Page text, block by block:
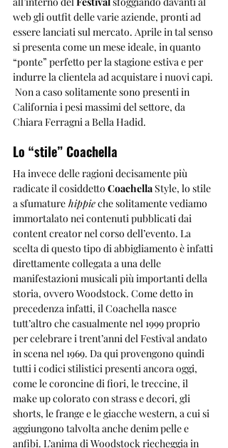
web gli outfit delle varie aziende, pronti ad
essere lanciati sul mercato. Aprile in tal senso
si presenta come un mese ideale, in quanto
“ponte” perfetto per la stagione estiva e per
indurre la clientela ad acquistare i nuovi capi.
Non a caso solitamente sono presenti in
California i pesi massimi del settore, da
Chiara Ferragni a Bella Hadid.
Lo “stile” Coachella
Ha invece delle ragioni decisamente più
radicate il cosiddetto Coachella Style, lo stile
a sfumature hippie che solitamente vediamo
immortalato nei contenuti pubblicati dai
content creator nel corso dell’evento. La
scelta di questo tipo di abbigliamento è infatti
direttamente collegata a una delle
manifestazioni musicali più importanti della
storia, ovvero Woodstock. Come detto in
precedenza infatti, il Coachella nasce
tutt’altro che casualmente nel 1999 proprio
per celebrare i trent’anni del Festival andato
in scena nel 1969. Da qui provengono quindi
tutti i codici stilistici presenti ancora oggi,
come le coroncine di fiori, le treccine, il
make up colorato con strass e decori, gli
shorts, le frange e le giacche western, a cui si
aggiungono talvolta anche denim pelle e
anfibi. L’anima di Woodstock riecheggia in